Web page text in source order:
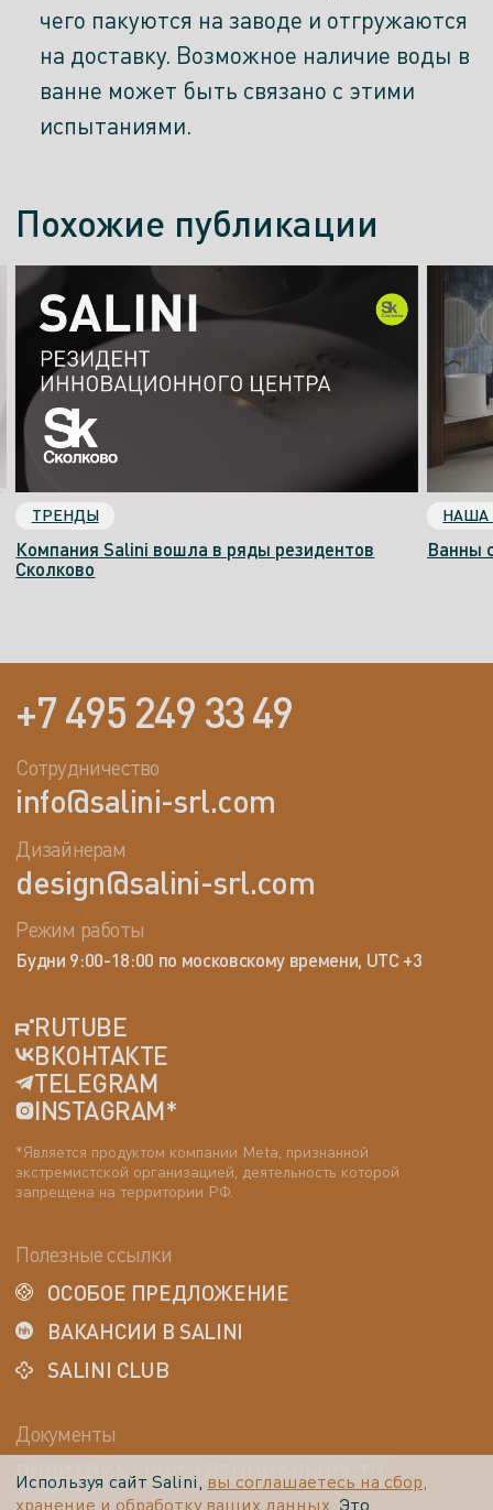
чего пакуются на заводе и отгружаются
на доставку. Возможное наличие воды в
ванне может быть связано с этими
испытаниями.
Похожие публикации
ТРЕНДЫ
Компания Salini вошла в ряды резидентов
Сколково
НАША
Ванны
Используя сайт Salini, вы соглашаетесь на сбор,
хранение и обработку ваших данных. Это
+7 495 249 33 49
Сотрудничество
info@salini-srl.com
Дизайнерам
design@salini-srl.com
Режим работы
Будни 9:00-18:00 по московскому времени, UTC +3
RUTUBE
ВКОНТАКТЕ
TELEGRAM
INSTAGRAM*
*Является продуктом компании Meta, признанной
экстремистской организацией, деятельность которой
запрещена на территории РФ.
Полезные ссылки
ОСОБОЕ ПРЕДЛОЖЕНИЕ
ВАКАНСИИ В SALINI
SALINI CLUB
Документы
ПОЛИТИКА КОНФИДЕНЦИАЛЬНОСТИ
ДАННЫХ